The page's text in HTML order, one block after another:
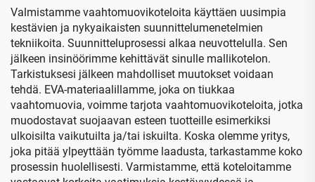
partavälineiden pussi
partakoneelle ja
partakoneelle
Valmistamme vaahtomuovikoteloita käyttäen uusimpia
kestävien ja nykyaikaisten suunnittelumenetelmien
tekniikoita. Suunnitteluprosessi alkaa neuvottelulla. Sen
jälkeen insinöörimme kehittävät sinulle mallikotelon.
Tarkistuksesi jälkeen mahdolliset muutokset voidaan
tehdä. EVA-materiaalillamme, joka on tiukkaa
vaahtomuovia, voimme tarjota vaahtomuovikoteloita, jotka
muodostavat suojaavan esteen tuotteille esimerkiksi
ulkoisilta vaikutuilta ja/tai iskuilta. Koska olemme yritys,
joka pitää ylpeyttään työmme laadusta, tarkastamme koko
prosessin huolellisesti. Varmistamme, että koteloitamme